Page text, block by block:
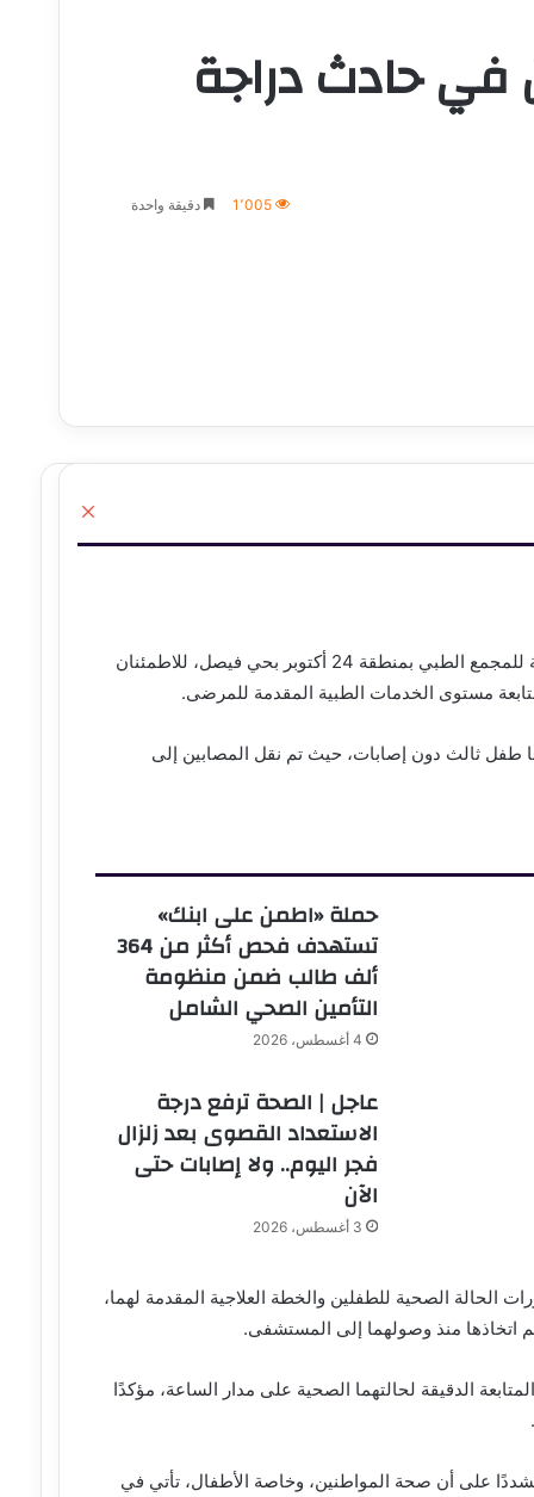
في حادث دراجة
1٬005 دقيقة واحدة
أجرى اللواء أركان حرب هاني رشاد، محافظ السويس، زيارة تفقدية للمجمع الطبي بمنطقة 24 أكتوبر بحي فيصل، للاطمئنان
مستوى الخدمات الطبية المقدمة للمرضى.
طفل ثالث دون إصابات، حيث تم نقل المصابين إلى
حملة «اطمن على ابنك»
تستهدف فحص أكثر من 364
ألف طالب ضمن منظومة
التأمين الصحي الشامل
4 أغسطس، 2026
عاجل | الصحة ترفع درجة
الاستعداد القصوى بعد زلزال
فجر اليوم.. ولا إصابات حتى
الآن
3 أغسطس، 2026
الحالة الصحية للطفلين والخطة العلاجية المقدمة لهما،
اتخاذها منذ وصولهما إلى المستشفى.
الدقيقة لحالتهما الصحية على مدار الساعة، مؤكدًا
على أن صحة المواطنين، وخاصة الأطفال، تأتي في